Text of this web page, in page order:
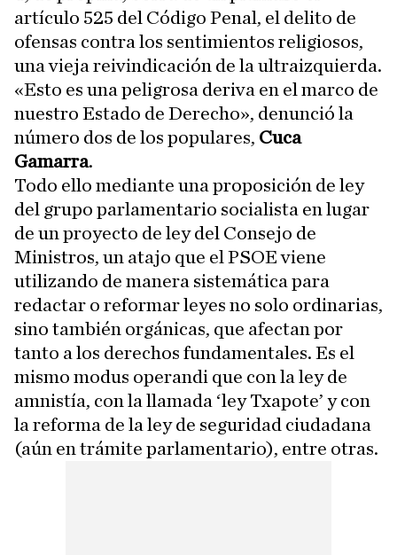
artículo 525 del Código Penal, el delito de
ofensas contra los sentimientos religiosos,
una vieja reivindicación de la ultraizquierda.
«Esto es una peligrosa deriva en el marco de
nuestro Estado de Derecho», denunció la
número dos de los populares, Cuca
Gamarra.
Todo ello mediante una proposición de ley
del grupo parlamentario socialista en lugar
de un proyecto de ley del Consejo de
Ministros, un atajo que el PSOE viene
utilizando de manera sistemática para
redactar o reformar leyes no solo ordinarias,
sino también orgánicas, que afectan por
tanto a los derechos fundamentales. Es el
mismo modus operandi que con la ley de
amnistía, con la llamada ‘ley Txapote’ y con
la reforma de la ley de seguridad ciudadana
(aún en trámite parlamentario), entre otras.